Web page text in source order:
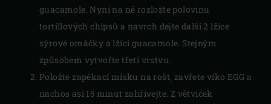
guacamole. Nyní na ně rozložte polovinu
tortillových chipsů a navrch dejte další 2 lžíce
sýrové omáčky a lžíci guacamole. Stejným
způsobem vytvořte třetí vrstvu.
Položte zapékací misku na rošt, zavřete víko EGG a
nachos asi 15 minut zahřívejte. Z větviček